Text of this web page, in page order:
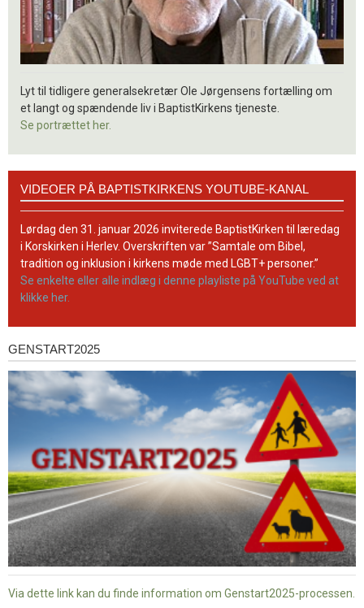
Lyt til tidligere generalsekretær Ole Jørgensens fortælling om
et langt og spændende liv i BaptistKirkens tjeneste.
Se portrættet her.
BaptistKirkens
YouTube-
kanal
VIDEOER PÅ BAPTISTKIRKENS YOUTUBE-KANAL
Lørdag den 31. januar 2026 inviterede BaptistKirken til læredag
i Korskirken i Herlev. Overskriften var ”Samtale om Bibel,
tradition og inklusion i kirkens møde med LGBT+ personer.”
Se enkelte eller alle indlæg i denne playliste på YouTube ved at
klikke her.
Genstart2025
GENSTART2025
Via dette link kan du finde information om Genstart2025-processen.